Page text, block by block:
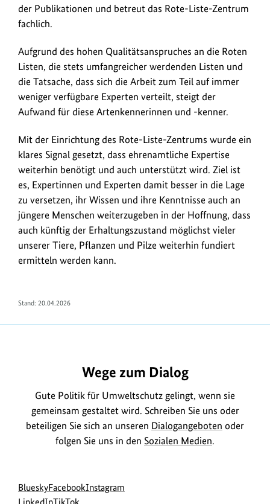
der Publikationen und betreut das Rote-Liste-Zentrum
fachlich.
Aufgrund des hohen Qualitätsanspruches an die Roten
Listen, die stets umfangreicher werdenden Listen und
die Tatsache, dass sich die Arbeit zum Teil auf immer
weniger verfügbare Experten verteilt, steigt der
Aufwand für diese Artenkennerinnen und -kenner.
Mit der Einrichtung des Rote-Liste-Zentrums wurde ein
klares Signal gesetzt, dass ehrenamtliche Expertise
weiterhin benötigt und auch unterstützt wird. Ziel ist
es, Expertinnen und Experten damit besser in die Lage
zu versetzen, ihr Wissen und ihre Kenntnisse auch an
jüngere Menschen weiterzugeben in der Hoffnung, dass
auch künftig der Erhaltungszustand möglichst vieler
unserer Tiere, Pflanzen und Pilze weiterhin fundiert
ermitteln werden kann.
Stand: 20.04.2026
Wege zum Dialog
Gute Politik für Umweltschutz gelingt, wenn sie
gemeinsam gestaltet wird. Schreiben Sie uns oder
beteiligen Sie sich an unseren Dialogangeboten oder
folgen Sie uns in den Sozialen Medien.
Social
Media
Blueskyzur
Bluesky-
Facebookzur
Instagram
zur
zur